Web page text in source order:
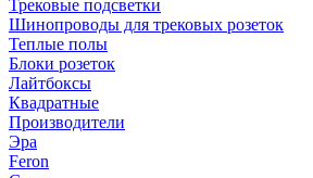
Трековые подсветки
Шинопроводы для трековых розеток
Теплые полы
Блоки розеток
Лайтбоксы
Квадратные
Производители
Эра
Feron